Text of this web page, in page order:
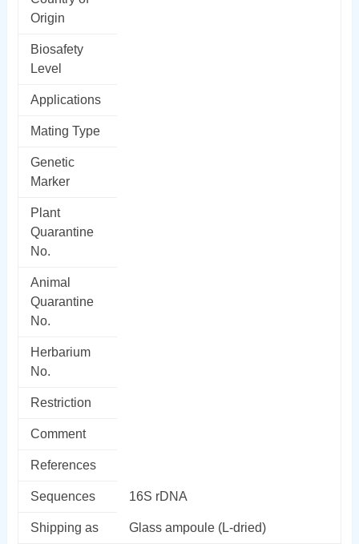
Origin
Biosafety
Level
Applications
Mating Type
Genetic
Marker
Plant
Quarantine
No.
Animal
Quarantine
No.
Herbarium
No.
Restriction
Comment
References
Sequences 16S rDNA
Shipping as Glass ampoule (L-dried)